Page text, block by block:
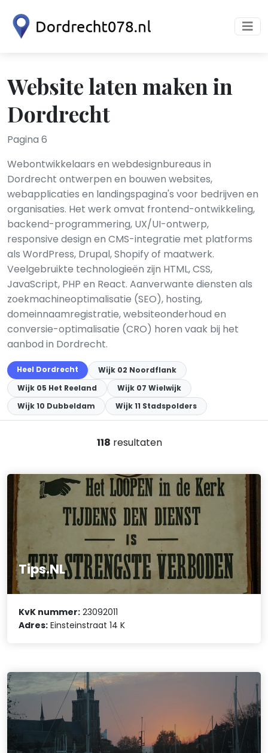
Website laten maken in
Dordrecht
Pagina 6
Webontwikkelaars en webdesignbureaus in
Dordrecht ontwerpen en bouwen websites,
webapplicaties en landingspagina's voor bedrijven en
organisaties. Het werk omvat frontend-ontwikkeling,
backend-programmering, UX/UI-ontwerp,
responsive design en CMS-integratie met platforms
als WordPress, Drupal, Shopify of maatwerk.
Veelgebruikte technologieën zijn HTML, CSS,
JavaScript, PHP en React. Aanverwante diensten als
zoekmachineoptimalisatie (SEO), hosting,
domeinnaamregistratie, websiteonderhoud en
conversie-optimalisatie (CRO) horen vaak bij het
aanbod in Dordrecht.
Heel Dordrecht
Wijk 02 Noordflank
Wijk 05 Het Reeland
Wijk 07 Wielwijk
Wijk 10 Dubbeldam
Wijk 11 Stadspolders
118 resultaten
Tips.NL
KvK nummer: 23092011
Adres: Einsteinstraat 14 K